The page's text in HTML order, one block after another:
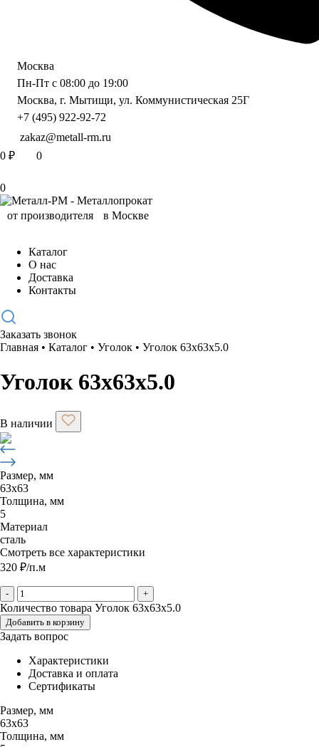
Москва
Пн-Пт с 08:00 до 19:00
Москва, г. Мытищи, ул. Коммунистическая 25Г
+7 (495) 922-92-72
zakaz@metall-rm.ru
0 ₽ 0
0
Каталог
О нас
Доставка
Контакты
Заказать звонок
Главная • Каталог • Уголок • Уголок 63х63х5.0
Уголок 63х63х5.0
В наличии
Размер, мм
63х63
Толщина, мм
5
Материал
сталь
Смотреть все характеристики
320 ₽/п.м
- +
Количество товара Уголок 63х63х5.0
Добавить в корзину
Задать вопрос
Характеристики
Доставка и оплата
Сертификаты
Размер, мм
63х63
Толщина, мм